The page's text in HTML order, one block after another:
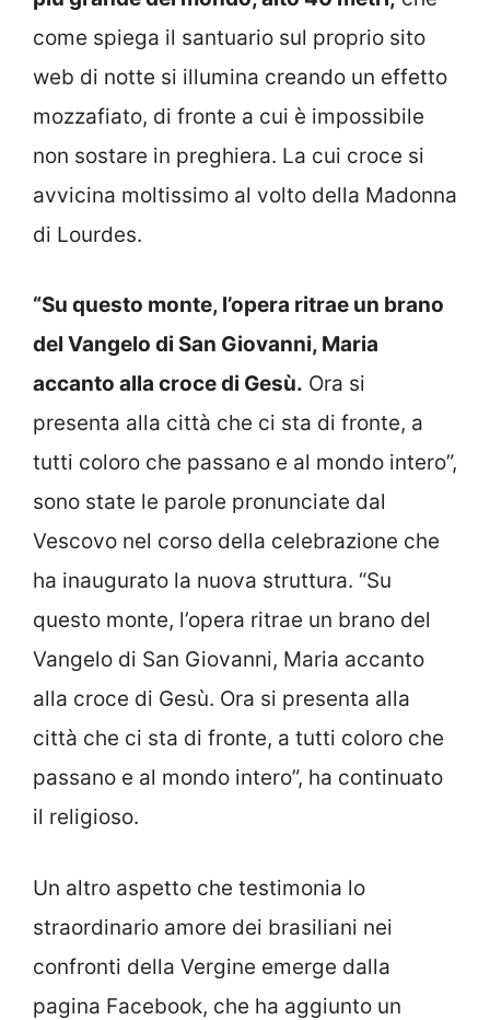
come spiega il santuario sul proprio sito
web di notte si illumina creando un effetto
mozzafiato, di fronte a cui è impossibile
non sostare in preghiera. La cui croce si
avvicina moltissimo al volto della Madonna
di Lourdes.
“Su questo monte, l’opera ritrae un brano
del Vangelo di San Giovanni, Maria
accanto alla croce di Gesù. Ora si
presenta alla città che ci sta di fronte, a
tutti coloro che passano e al mondo intero”,
sono state le parole pronunciate dal
Vescovo nel corso della celebrazione che
ha inaugurato la nuova struttura. “Su
questo monte, l’opera ritrae un brano del
Vangelo di San Giovanni, Maria accanto
alla croce di Gesù. Ora si presenta alla
città che ci sta di fronte, a tutti coloro che
passano e al mondo intero”, ha continuato
il religioso.
Un altro aspetto che testimonia lo
straordinario amore dei brasiliani nei
confronti della Vergine emerge dalla
pagina Facebook, che ha aggiunto un